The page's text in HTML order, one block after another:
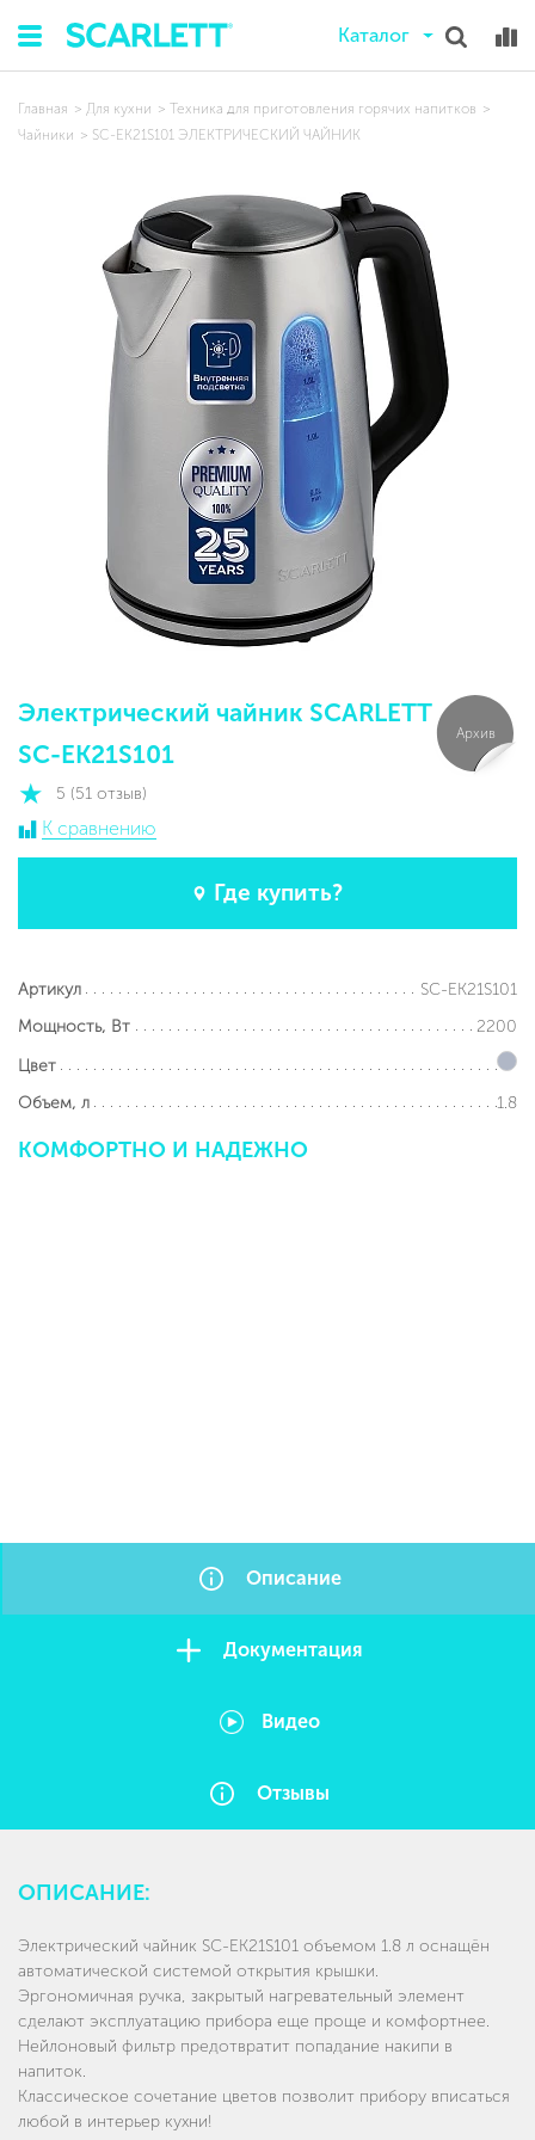
Каталог
Главная Для кухни
Техника для приготовления горячих напитков
Чайники
SC-EK21S101 ЭЛЕКТРИЧЕСКИЙ ЧАЙНИК
Электрический чайник SCARLETT
SC-EK21S101
5 (51 отзыв)
К сравнению
Где купить?
Архив
Артикул
SC-EK21S101
Мощность, Вт
2200
Цвет
Объем, л
1.8
КОМФОРТНО И НАДЕЖНО
Описание
Документация
Видео
Отзывы
ОПИСАНИЕ:
Электрический чайник SC-EK21S101 объемом 1.8 л оснащён
автоматической системой открытия крышки.
Эргономичная ручка, закрытый нагревательный элемент
сделают эксплуатацию прибора еще проще и комфортнее.
Нейлоновый фильтр предотвратит попадание накипи в
напиток.
Классическое сочетание цветов позволит прибору вписаться
любой в интерьер кухни!